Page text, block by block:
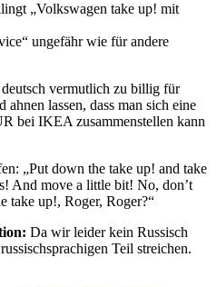
„Volkswagen take up! mit
ungefähr wie für andere
vermutlich zu billig für
lassen, dass man sich eine
bei IKEA zusammenstellen kann
„Put down the take up! and take
And move a little bit! No, don’t
take up!, Roger, Roger?“
Da wir leider kein Russisch
Teil streichen.